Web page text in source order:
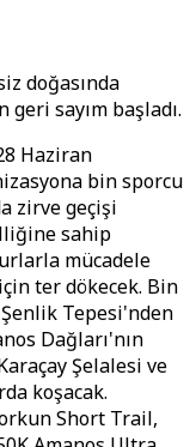
doğasında
sayım başladı.
Haziran
bin sporcu
zirve geçişi
sahip
mücadele
ter dökecek. Bin
Tepesi'nden
Dağları'nın
Şelalesi ve
koşacak.
Short Trail,